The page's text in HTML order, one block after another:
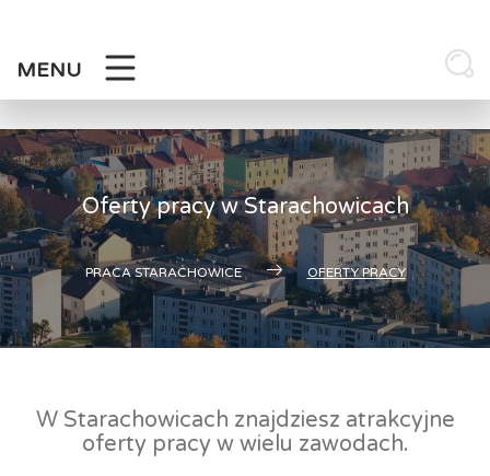
MENU
Oferty pracy w Starachowicach
PRACA STARACHOWICE OFERTY PRACY
W Starachowicach znajdziesz atrakcyjne
oferty pracy w wielu zawodach.